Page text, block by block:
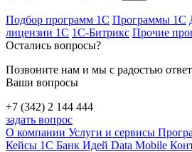
Подбор программ 1С Программы 1С
лицензии 1С 1С-Битрикс Прочие
Остались вопросы?
Позвоните нам и мы с радостью
Ваши вопросы
+7 (342) 2 144 444
задать вопрос
О компании Услуги и сервисы
Кейсы 1С Банк Идей Data Mobile